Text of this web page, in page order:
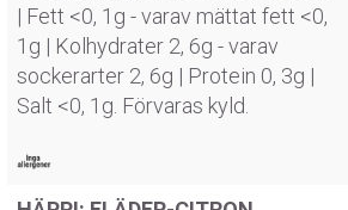
| Fett <0, 1g - varav mättat fett <0,
1g | Kolhydrater 2, 6g - varav
sockerarter 2, 6g | Protein 0, 3g |
Salt <0, 1g. Förvaras kyld.